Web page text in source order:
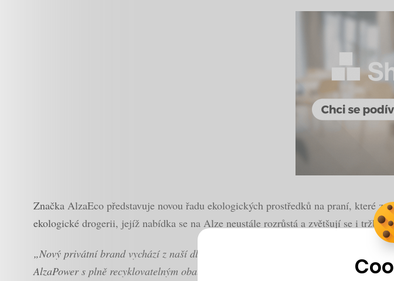
Značka AlzaEco představuje novou řadu ekologických prostředků na praní, které
ekologické drogerii, jejíž nabídka se na Alze neustále rozrůstá a zvětšují se i tržby,
„Nový privátní brand vychází z naší dlouhodobé snahy chránit životní prostředí a
AlzaPower s plně recyklovatelným obalem jsme se v další fázi zaměřili na